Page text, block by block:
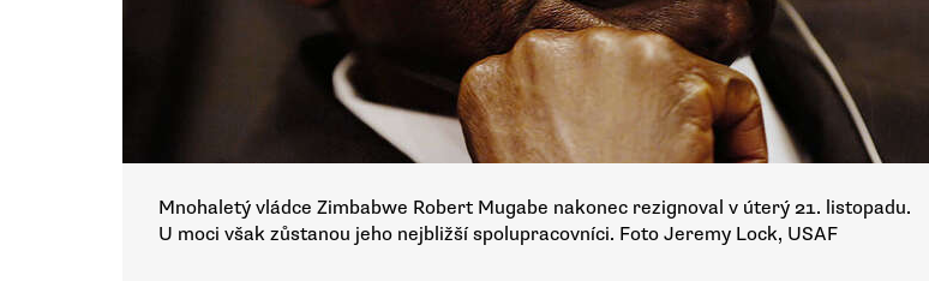
Mnohaletý vládce Zimbabwe Robert Mugabe nakonec rezignoval v úterý 21. listopadu.
U moci však zůstanou jeho nejbližší spolupracovníci. Foto Jeremy Lock, USAF